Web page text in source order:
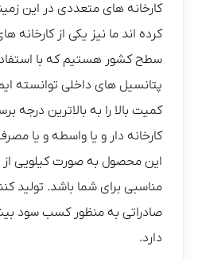
کارخانه های متعددی در این
کرده اند ما نیز یکی از کارخانه
سطح کشور هستیم که با
پتانسیل های داخلی توانسته
کمیت بالا را به بالاترین درجه
کارخانه دار و یا واسطه و یا
این محصول به صورت کیلویی از
مناسبی برای شما باشد. تولید
صادراتی به منظور کسب سود
دارد.